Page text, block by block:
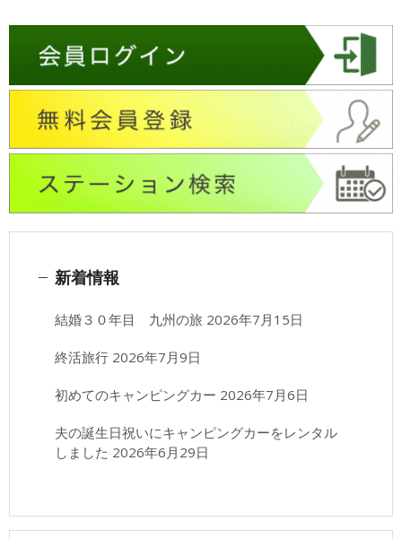
新着情報
結婚３０年目 九州の旅 2026年7月15日
終活旅行 2026年7月9日
初めてのキャンピングカー 2026年7月6日
夫の誕生日祝いにキャンピングカーをレンタル
しました 2026年6月29日